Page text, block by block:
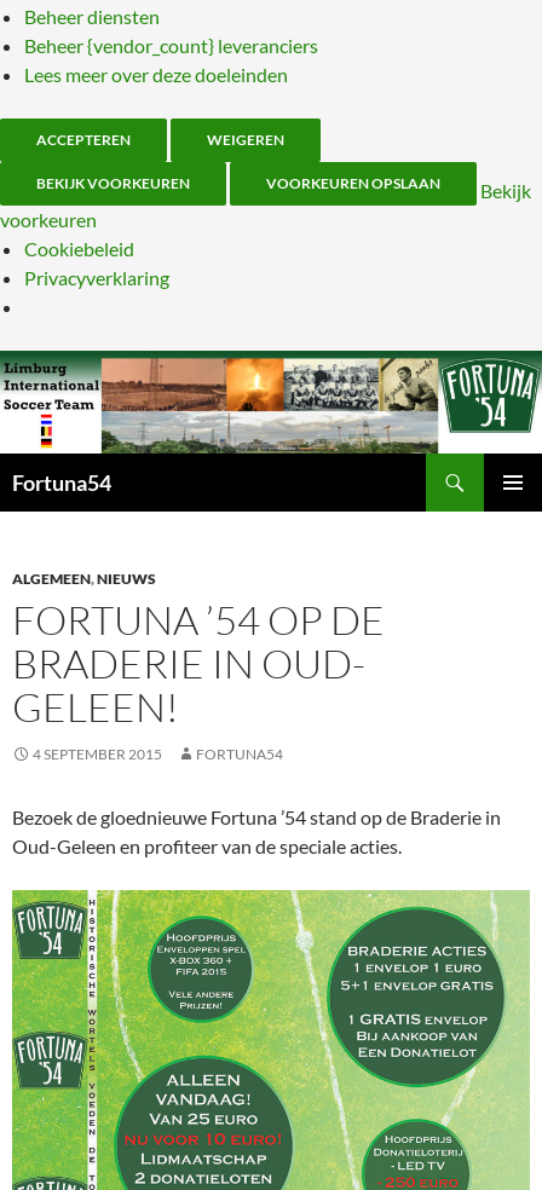
Beheer diensten
Beheer {vendor_count} leveranciers
Lees meer over deze doeleinden
ACCEPTEREN WEIGEREN
BEKIJK VOORKEUREN VOORKEUREN OPSLAAN
Bekijk
voorkeuren
Cookiebeleid
Privacyverklaring
Fortuna54
INHOUD
ALGEMEEN,NIEUWS
FORTUNA ’54 OP DE
BRADERIE IN OUD-
GELEEN!
4 SEPTEMBER 2015 FORTUNA54
Bezoek de gloednieuwe Fortuna ’54 stand op de Braderie in
Oud-Geleen en profiteer van de speciale acties.